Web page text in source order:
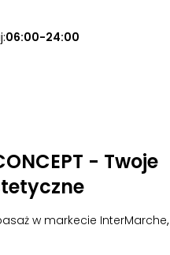
06:00-24:00
- Twoje
w markecie InterMarche,